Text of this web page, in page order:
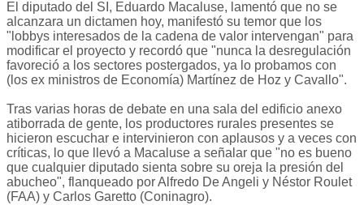
El diputado del SI, Eduardo Macaluse, lamentó que no se
alcanzara un dictamen hoy, manifestó su temor que los
"lobbys interesados de la cadena de valor intervengan" para
modificar el proyecto y recordó que "nunca la desregulación
favoreció a los sectores postergados, ya lo probamos con
(los ex ministros de Economía) Martínez de Hoz y Cavallo".
Tras varias horas de debate en una sala del edificio anexo
atiborrada de gente, los productores rurales presentes se
hicieron escuchar e intervinieron con aplausos y a veces con
críticas, lo que llevó a Macaluse a señalar que "no es bueno
que cualquier diputado sienta sobre su oreja la presión del
abucheo", flanqueado por Alfredo De Angeli y Néstor Roulet
(FAA) y Carlos Garetto (Coninagro).